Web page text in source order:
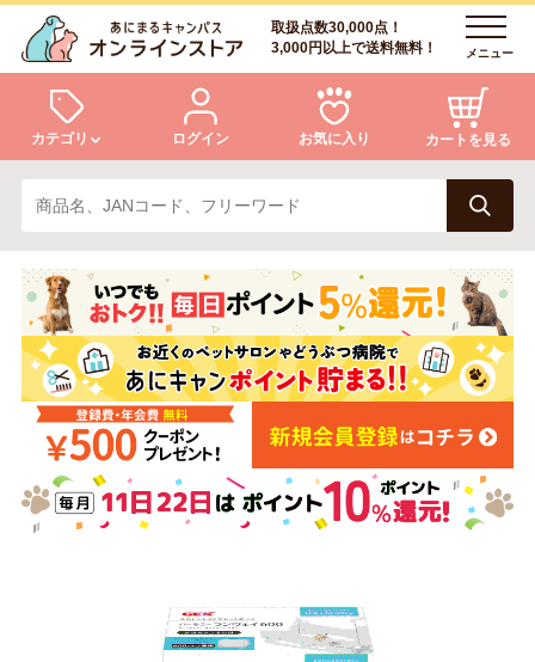
取扱点数30,000点！
3,000円以上で送料無料！
メニュー
カテゴリ
犬 猫
小動物・鳥 アクア・爬虫類・昆虫
ドッグフード キャットフード
美容・ケア用品 服・おさんぽ用品
ログイン お気に入り カートを見る
ログイン
会員登録
あにまるキャンパスについて
アフターサービス
商品リクエスト